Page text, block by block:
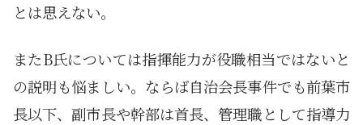
とは思えない。
またB氏については指揮能力が役職相当ではないと
の説明も悩ましい。ならば自治会長事件でも前葉市
長以下、副市長や幹部は首長、管理職として指導力